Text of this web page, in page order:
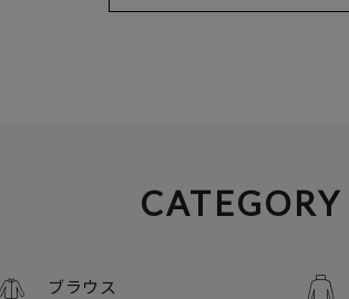
CATEGORY
ブラウス